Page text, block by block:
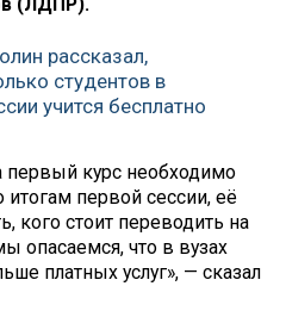
рассказал,
студентов в
учится бесплатно
первый курс необходимо
итогам первой сессии, её
кого стоит переводить на
опасаемся, что в вузах
платных услуг», — сказал